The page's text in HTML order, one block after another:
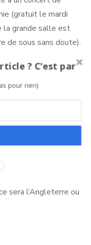
(gratuit le mardi
la grande salle est
de sous sans doute).
et donc
d’une pause dans un
Ça repose hein ?»
sera l’Angleterre ou
? C'est par
pour rien)